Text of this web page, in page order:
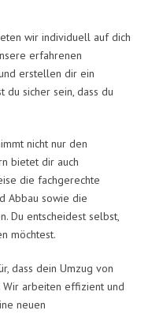
wir individuell auf dich
erfahrenen
erstellen dir ein
du sicher sein, dass du
nicht nur den
bietet dir auch
die fachgerechte
Abbau sowie die
Du entscheidest selbst,
möchtest.
dass dein Umzug von
arbeiten effizient und
neuen